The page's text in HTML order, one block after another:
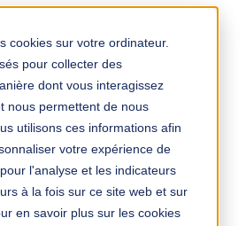
cookies sur votre ordinateur.
pour collecter des
dont vous interagissez
nous permettent de nous
utilisons ces informations afin
votre expérience de
l'analyse et les indicateurs
à la fois sur ce site web et sur
en savoir plus sur les cookies
App